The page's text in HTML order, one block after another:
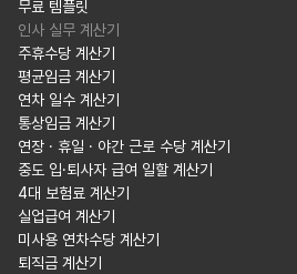
무료 템플릿
인사 실무 계산기
주휴수당 계산기
평균임금 계산기
연차 일수 계산기
통상임금 계산기
연장 · 휴일 · 야간 근로 수당 계산기
중도 입·퇴사자 급여 일할 계산기
4대 보험료 계산기
실업급여 계산기
미사용 연차수당 계산기
퇴직금 계산기